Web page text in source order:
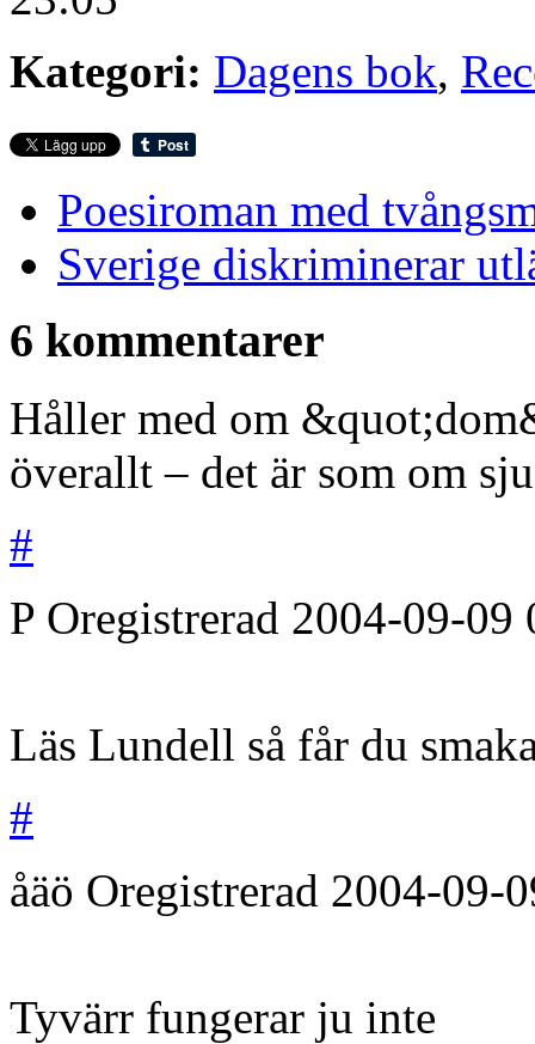
Kategori: Dagens bok,
Poesiroman med
Sverige diskriminerar
6 kommentarer
Håller med om
överallt – det är som om
#
P Oregistrerad 2004-09-09
Läs Lundell så får du
#
åäö Oregistrerad 2004-09-
Tyvärr fungerar ju inte